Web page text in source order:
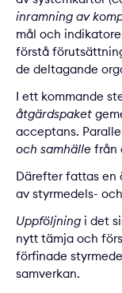
inramning av
mål och
förstå
de deltagande
I ett kommande
åtgärdspaket
acceptans.
och samhälle från
Därefter fattas en
av styrmedels-
Uppföljning i det
nytt tämja och
förfinade
samverkan.